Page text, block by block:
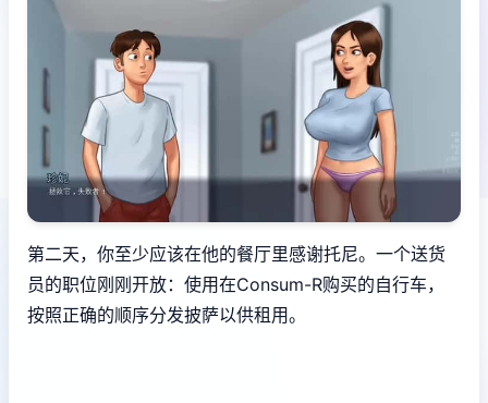
第二天，你至少应该在他的餐厅里感谢托尼。一个送货
员的职位刚刚开放：使用在Consum-R购买的自行车，
按照正确的顺序分发披萨以供租用。